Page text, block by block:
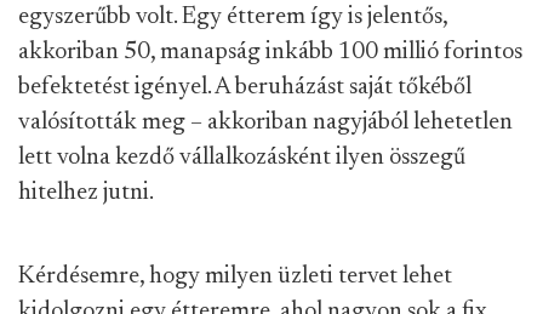
egyszerűbb volt. Egy étterem így is jelentős,
akkoriban 50, manapság inkább 100 millió forintos
befektetést igényel. A beruházást saját tőkéből
valósították meg – akkoriban nagyjából lehetetlen
lett volna kezdő vállalkozásként ilyen összegű
hitelhez jutni.
Kérdésemre, hogy milyen üzleti tervet lehet